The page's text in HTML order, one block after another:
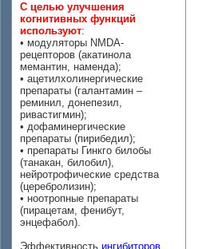
С целью улучшения
когнитивных функций
используют:
• модуляторы NMDA-
рецепторов (акатинола
мемантин, наменда);
• ацетилхолинергические
препараты (галантамин –
реминил, донепезил,
ривастигмин);
• дофаминергические
препараты (пирибедил);
• препараты Гинкго билобы
(танакан, билобил),
нейротрофические средства
(церебролизин);
• ноотропные препараты
(пирацетам, фенибут,
энцефабол).
Эффективность ингибиторов